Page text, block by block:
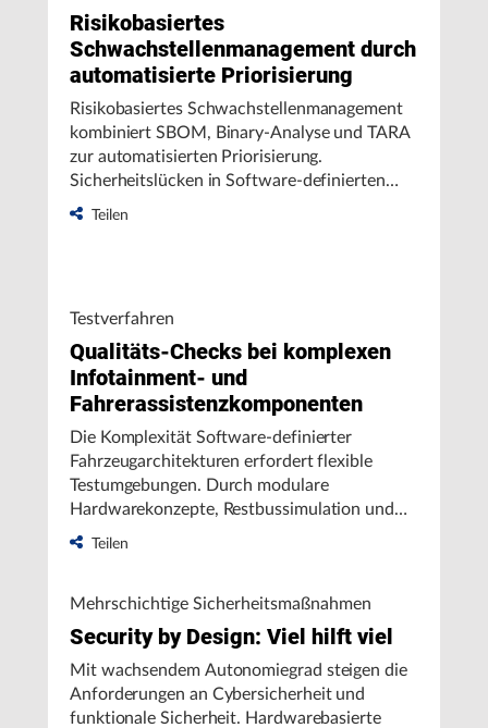
Risikobasiertes
Schwachstellenmanagement durch
automatisierte Priorisierung
Risikobasiertes Schwachstellenmanagement
kombiniert SBOM, Binary-Analyse und TARA
zur automatisierten Priorisierung.
Sicherheitslücken in Software-definierten
Fahrzeugarchitekturen lassen sich so schnell
Teilen
Testverfahren
Qualitäts-Checks bei komplexen
Infotainment- und
Fahrerassistenzkomponenten
Die Komplexität Software-definierter
Fahrzeugarchitekturen erfordert flexible
Testumgebungen. Durch modulare
Hardwarekonzepte, Restbussimulation und
skalierbare Video-Interfaces lassen sich
Teilen
Mehrschichtige Sicherheitsmaßnahmen
Security by Design: Viel hilft viel
Mit wachsendem Autonomiegrad steigen die
Anforderungen an Cybersicherheit und
funktionale Sicherheit. Hardwarebasierte